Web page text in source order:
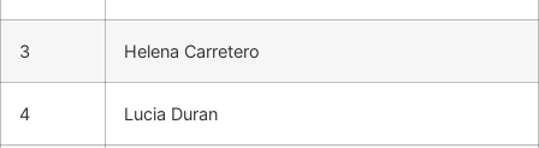
3 Helena Carretero
4 Lucia Duran